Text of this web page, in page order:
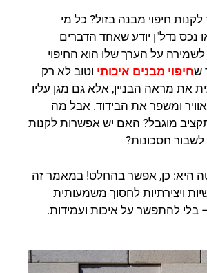
חיפוי מבנה בזול? כל מי
נכס נדל"ן יודע שאחד הדברים
על הערך שלו הוא החיפוי
שחיפוי מבנים איכותי וטוב לא רק
את מראה הבניין, אלא גם מגן עליו
ומשפר את הבידוד. אבל מה
מוגבל? האם יש אפשרות לקנות
לשבור חסכונות?
היא: כן, אפשר בהחלט! במאמר זה
ויצירתיות לחסוך משמעותית
– בלי להתפשר על איכות ועמידות.